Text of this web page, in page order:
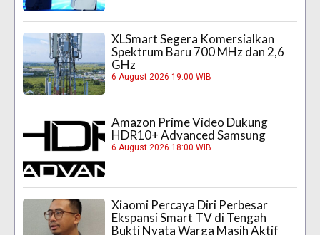
XLSmart Segera Komersialkan
Spektrum Baru 700 MHz dan 2,6
GHz
6 August 2026 19:00 WIB
Amazon Prime Video Dukung
HDR10+ Advanced Samsung
6 August 2026 18:00 WIB
Xiaomi Percaya Diri Perbesar
Ekspansi Smart TV di Tengah
Bukti Nyata Warga Masih Aktif